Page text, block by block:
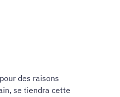
des raisons
se tiendra cette